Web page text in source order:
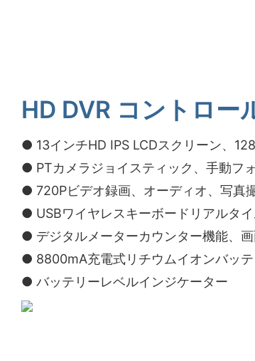
HD DVR コントロー
● 13インチHD IPS LCDスクリーン、
● PTカメラジョイスティック、手動フ
● 720Pビデオ録画、オーディオ、写真
● USBワイヤレスキーボードリアルタ
● デジタルメーターカウンター機能、
● 8800mA充電式リチウムイオンバッテ
● バッテリーレベルインジケーター